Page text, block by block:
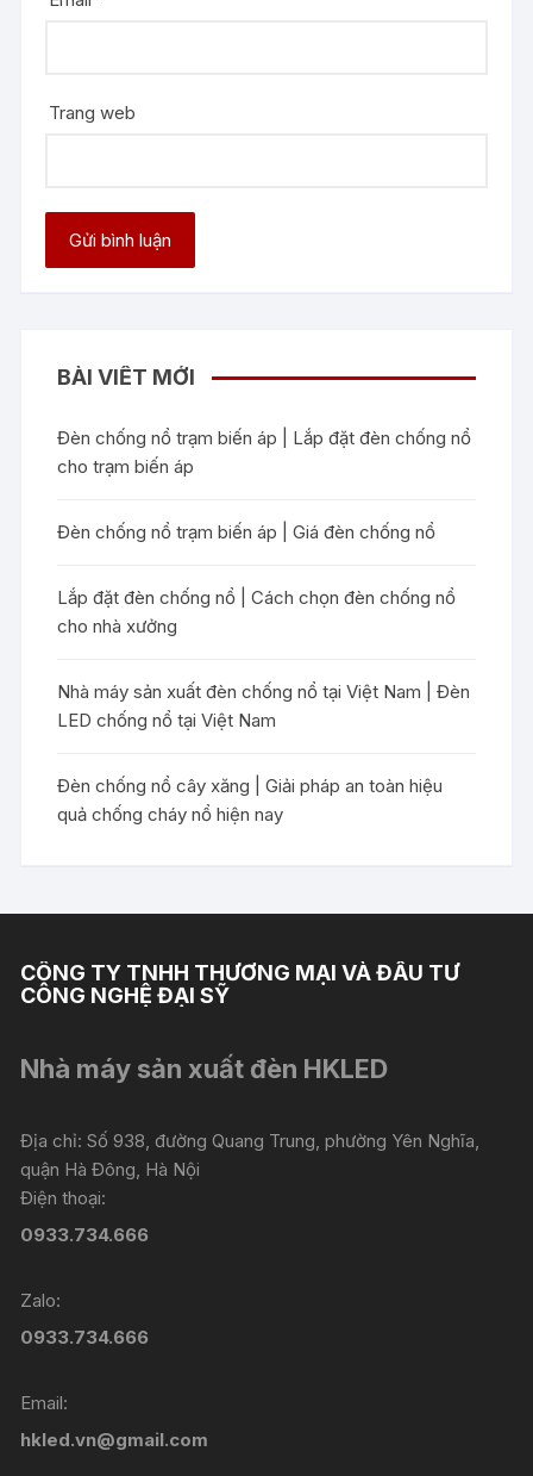
Trang web
BÀI VIẾT MỚI
Đèn chống nổ trạm biến áp | Lắp đặt đèn chống nổ
cho trạm biến áp
Đèn chống nổ trạm biến áp | Giá đèn chống nổ
Lắp đặt đèn chống nổ | Cách chọn đèn chống nổ
cho nhà xưởng
Nhà máy sản xuất đèn chống nổ tại Việt Nam | Đèn
LED chống nổ tại Việt Nam
Đèn chống nổ cây xăng | Giải pháp an toàn hiệu
quả chống cháy nổ hiện nay
CÔNG TY TNHH THƯƠNG MẠI VÀ ĐẦU TƯ
CÔNG NGHỆ ĐẠI SỸ
Nhà máy sản xuất đèn HKLED
Địa chỉ: Số 938, đường Quang Trung, phường Yên Nghĩa,
quận Hà Đông, Hà Nội
Điện thoại:
0933.734.666
Zalo:
0933.734.666
Email:
hkled.vn@gmail.com